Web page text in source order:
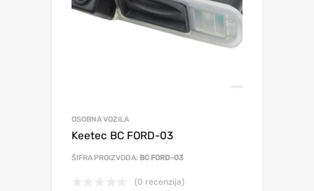
OSOBNA VOZILA
Keetec BC FORD-03
ŠIFRA PROIZVODA: BC FORD-03
(0 recenzija)